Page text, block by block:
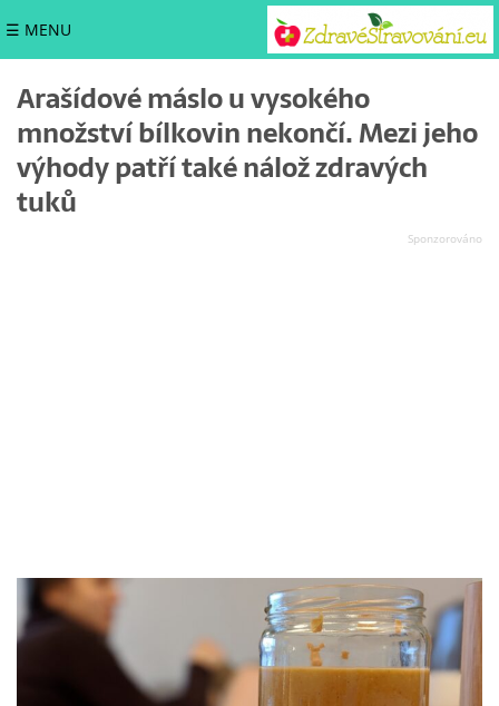
☰ MENU
Arašídové máslo u vysokého
množství bílkovin nekončí. Mezi jeho
výhody patří také nálož zdravých
tuků